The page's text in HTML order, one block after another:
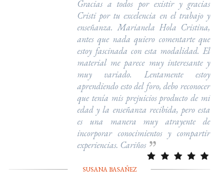
Gracias a todos por existir y gracias
Cristi por tu excelencia en el trabajo y
enseñanza. Marianela Hola Cristina,
antes que nada quiero comentarte que
estoy fascinada con esta modalidad. El
material me parece muy interesante y
muy variado. Lentamente estoy
aprendiendo esto del foro, debo reconocer
que tenía mis prejuicios producto de mi
edad y la enseñanza recibida, pero esta
es una manera muy atrayente de
incorporar conocimientos y compartir
experiencias. Cariños
SUSANA BASAÑEZ